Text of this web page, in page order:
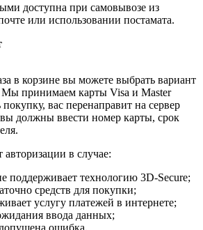
доступна при самовывозе из
или использовании постамата.
в корзине вы можете выбрать вариант
Мы принимаем карты Visa и Master
вас перенаправит на сервер
должны ввести номер карты, срок
авторизации в случае:
поддерживает технологию 3D-Secure;
средств для покупки;
услугу платежей в интернете;
ввода данных;
ошибка.